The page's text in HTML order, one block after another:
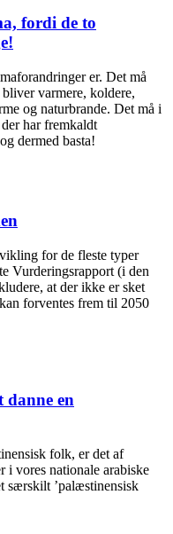
fordi de to
er. Det må
varmere, koldere,
og naturbrande. Det må i
har fremkaldt
dermed basta!
for de fleste typer
Vurderingsrapport (i den
at der ikke er sket
forventes frem til 2050
danne en
folk, er det af
i vores nationale arabiske
særskilt ’palæstinensisk